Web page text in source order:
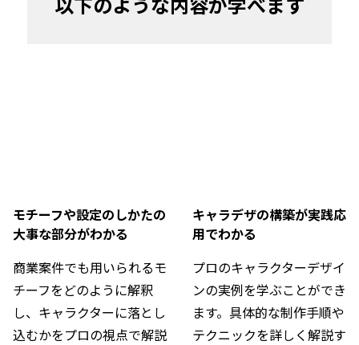
モチーフや設定のしかたの
大事な部分がわかる
商業案件でも用いられるモ
チーフをどのように解釈
し、キャラクターに落とし
込むかをプロの視点で解説
キャラデザの構築が実践応
用でわかる
プロのキャラクターデザイ
ンの実例を学ぶことができ
ます。具体的な制作手順や
テクニックを詳しく解説す